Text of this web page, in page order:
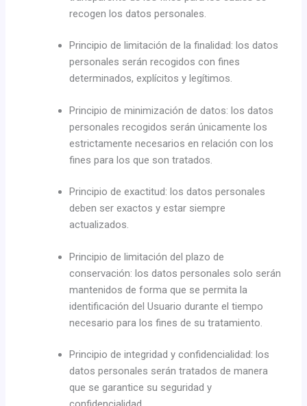
recogen los datos personales.
Principio de limitación de la finalidad: los datos
personales serán recogidos con fines
determinados, explícitos y legítimos.
Principio de minimización de datos: los datos
personales recogidos serán únicamente los
estrictamente necesarios en relación con los
fines para los que son tratados.
Principio de exactitud: los datos personales
deben ser exactos y estar siempre
actualizados.
Principio de limitación del plazo de
conservación: los datos personales solo serán
mantenidos de forma que se permita la
identificación del Usuario durante el tiempo
necesario para los fines de su tratamiento.
Principio de integridad y confidencialidad: los
datos personales serán tratados de manera
que se garantice su seguridad y